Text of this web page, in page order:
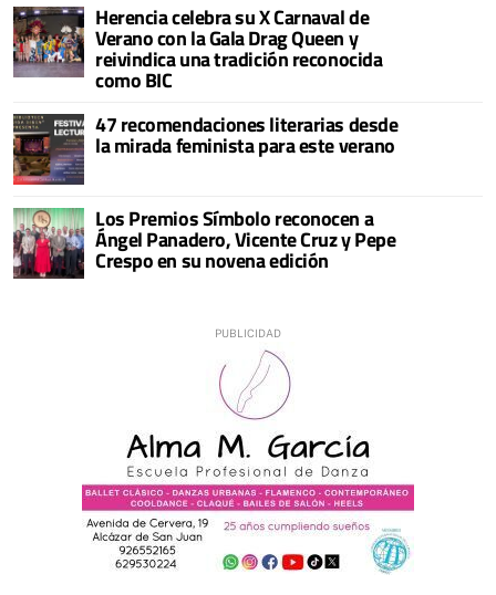
Herencia celebra su X Carnaval de
Verano con la Gala Drag Queen y
reivindica una tradición reconocida
como BIC
47 recomendaciones literarias desde
la mirada feminista para este verano
Los Premios Símbolo reconocen a
Ángel Panadero, Vicente Cruz y Pepe
Crespo en su novena edición